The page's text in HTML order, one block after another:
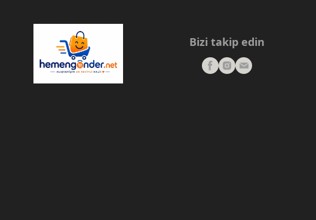
Bizi takip edin